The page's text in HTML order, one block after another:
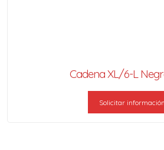
Cadena XL/6-L
Solicitar información